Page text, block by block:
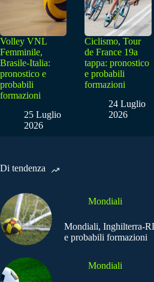
Volley VNL
Femminile,
Brasile-Italia:
pronostico e
probabili
formazioni
25 Luglio
2026
Ciclismo, Tour
de France 19a
tappa: pronostico
e probabili
formazioni
24 Luglio
2026
Di tendenza
Mondiali
Mondiali, Inghilterra-
e probabili formazioni
Mondiali